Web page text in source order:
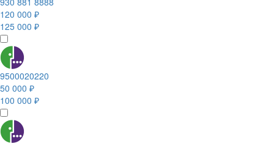
120 000 ₽
125 000 ₽
9500020220
50 000 ₽
100 000 ₽